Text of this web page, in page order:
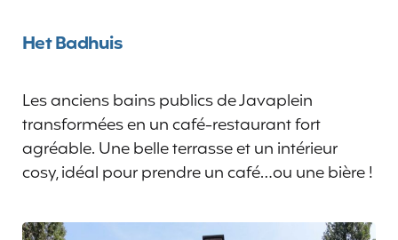
Het Badhuis
Les anciens bains publics de Javaplein
transformées en un café-restaurant fort
agréable. Une belle terrasse et un intérieur
cosy, idéal pour prendre un café…ou une bière !